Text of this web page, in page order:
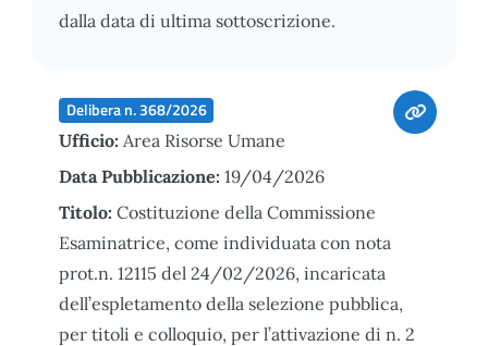
dalla data di ultima sottoscrizione.
Delibera n. 368/2026
Ufficio: Area Risorse Umane
Data Pubblicazione: 19/04/2026
Titolo: Costituzione della Commissione
Esaminatrice, come individuata con nota
prot.n. 12115 del 24/02/2026, incaricata
dell’espletamento della selezione pubblica,
per titoli e colloquio, per l’attivazione di n. 2